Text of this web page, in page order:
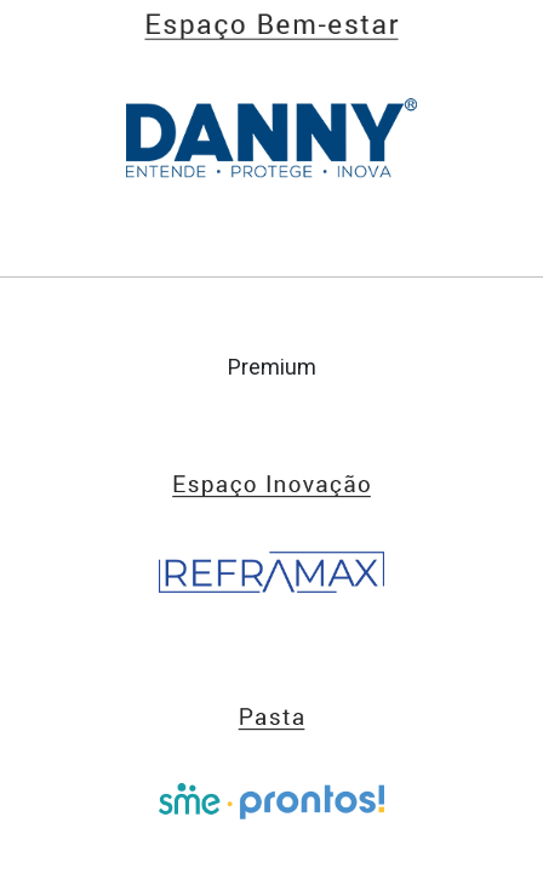
Premium